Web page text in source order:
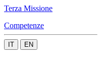
Terza Missione
Competenze
IT EN